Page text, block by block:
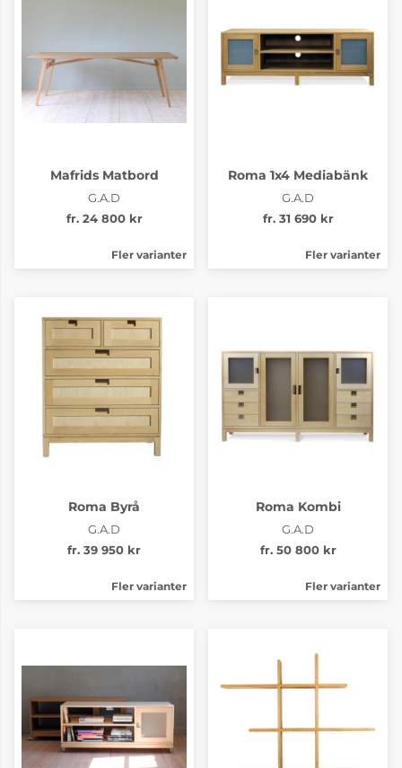
Mafrids Matbord
G.A.D
fr. 24 800 kr
Fler varianter
Roma 1x4 Mediabänk
G.A.D
fr. 31 690 kr
Fler varianter
Roma Byrå
G.A.D
fr. 39 950 kr
Fler varianter
Roma Kombi
G.A.D
fr. 50 800 kr
Fler varianter